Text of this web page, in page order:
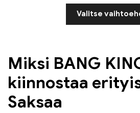
Valitse
Miksi BANG
kiinnostaa
Saksaa